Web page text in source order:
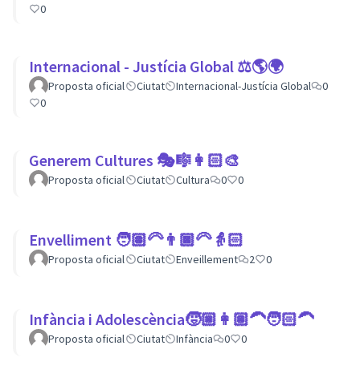
0
Internacional - Justícia Global ⚖️🌎🌍
Proposta oficial Ciutat Internacional-Justícia Global
0
0
Generem Cultures 🎭🎼👩🏻‍🎨
Proposta oficial Ciutat Cultura 0 0
Envelliment 🧑🏽‍🦳👨🏿‍🦳👵🏻
Proposta oficial Ciutat Enveillement 2 0
Infància i Adolescència🧒🏼👩🏽‍🦱🧑🏻‍🦱
Proposta oficial Ciutat Infància 0 0